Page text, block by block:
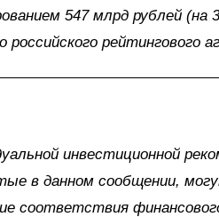
547 млрд рублей (на
рейтингового
инвестиционной
в данном сообщении,
соответствия